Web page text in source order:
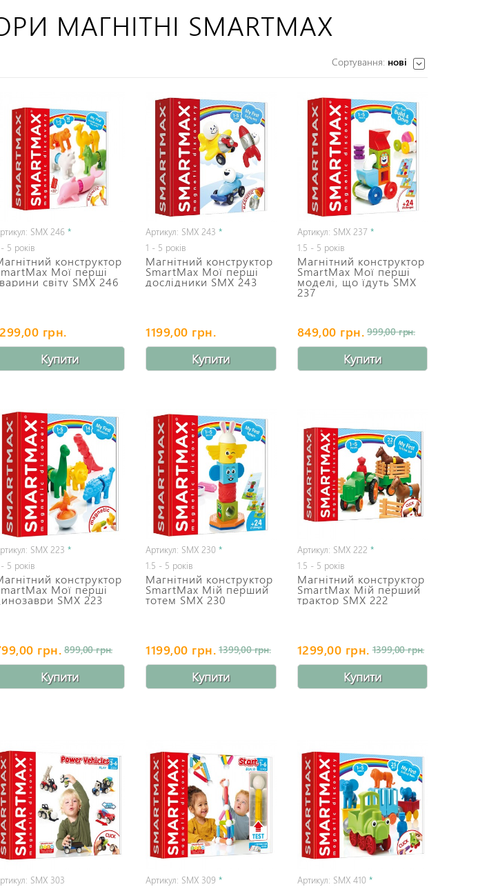
МАГНІТНІ SMARTMAX
Сортування: нові
SMX 246 *
5 років
конструктор
Мої перші
світу SMX 246
грн.
Купити
Артикул: SMX 243 *
1 - 5 років
Магнітний конструктор
SmartMax Мої перші
дослідники SMX 243
1199,00 грн.
Купити
Артикул: SMX 237 *
1.5 - 5 років
Магнітний конструктор
SmartMax Мої перші
моделі, що їдуть SMX
237
849,00 грн. 999,00 грн.
Купити
SMX 223 *
5 років
конструктор
Мої перші
SMX 223
грн. 899,00 грн.
Купити
Артикул: SMX 230 *
1.5 - 5 років
Магнітний конструктор
SmartMax Мій перший
тотем SMX 230
1199,00 грн. 1399,00 грн.
Купити
Артикул: SMX 222 *
1.5 - 5 років
Магнітний конструктор
SmartMax Мій перший
трактор SMX 222
1299,00 грн. 1399,00 грн.
Купити
SMX 303
Артикул: SMX 309 *
Артикул: SMX 410*